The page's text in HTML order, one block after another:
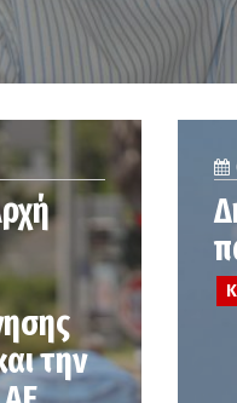
την